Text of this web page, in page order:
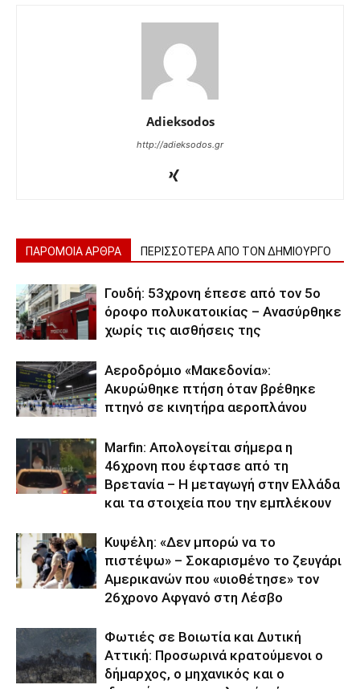
Adieksodos
http://adieksodos.gr
ΠΑΡΟΜΟΙΑ ΑΡΘΡΑ ΠΕΡΙΣΣΟΤΕΡΑ ΑΠΟ ΤΟΝ ΔΗΜΙΟΥΡΓΟ
Γουδή: 53χρονη έπεσε από τον 5ο
όροφο πολυκατοικίας – Ανασύρθηκε
χωρίς τις αισθήσεις της
Αεροδρόμιο «Μακεδονία»:
Ακυρώθηκε πτήση όταν βρέθηκε
πτηνό σε κινητήρα αεροπλάνου
Marfin: Απολογείται σήμερα η
46χρονη που έφτασε από τη
Βρετανία – Η μεταγωγή στην Ελλάδα
και τα στοιχεία που την εμπλέκουν
Κυψέλη: «Δεν μπορώ να το
πιστέψω» – Σοκαρισμένο το ζευγάρι
Αμερικανών που «υιοθέτησε» τον
26χρονο Αφγανό στη Λέσβο
Φωτιές σε Βοιωτία και Δυτική
Αττική: Προσωρινά κρατούμενοι ο
δήμαρχος, ο μηχανικός και ο